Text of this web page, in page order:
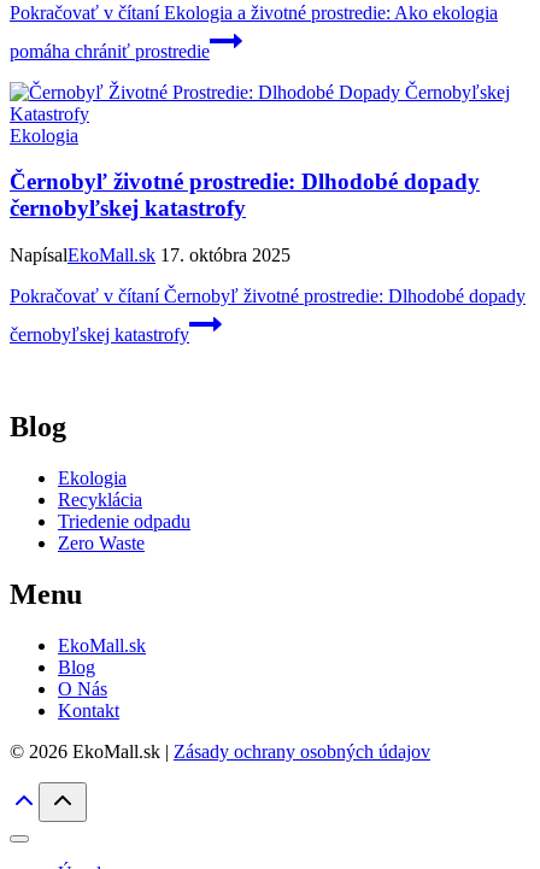
Pokračovať v čítaníEkologia a životné prostredie: Ako ekologia
pomáha chrániť prostredie
Ekologia
Černobyľ životné prostredie: Dlhodobé dopady
černobyľskej katastrofy
NapísalEkoMall.sk 17. októbra 2025
Pokračovať v čítaníČernobyľ životné prostredie: Dlhodobé dopady
černobyľskej katastrofy
Blog
Ekologia
Recyklácia
Triedenie odpadu
Zero Waste
Menu
EkoMall.sk
Blog
O Nás
Kontakt
© 2026 EkoMall.sk | Zásady ochrany osobných údajov